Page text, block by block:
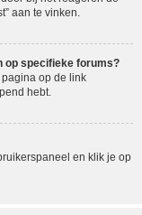
aan te vinken.
op specifieke forums?
op de link
hebt.
en klik je op